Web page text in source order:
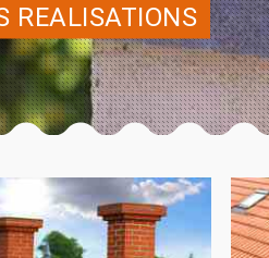
REALISATIONS